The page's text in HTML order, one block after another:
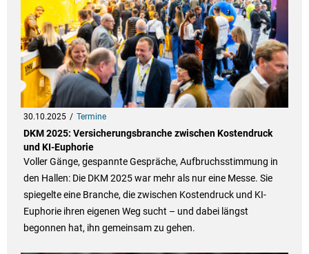
30.10.2025 Termine
DKM 2025: Versicherungsbranche zwischen Kostendruck
und KI-Euphorie
Voller Gänge, gespannte Gespräche, Aufbruchsstimmung in
den Hallen: Die DKM 2025 war mehr als nur eine Messe. Sie
spiegelte eine Branche, die zwischen Kostendruck und KI-
Euphorie ihren eigenen Weg sucht – und dabei längst
begonnen hat, ihn gemeinsam zu gehen.